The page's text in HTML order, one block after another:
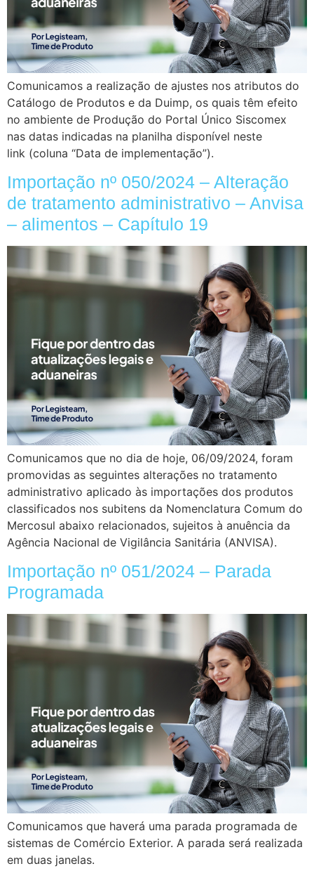
Comunicamos a realização de ajustes nos atributos do
Catálogo de Produtos e da Duimp, os quais têm efeito
no ambiente de Produção do Portal Único Siscomex
nas datas indicadas na planilha disponível neste
link (coluna “Data de implementação”).
Importação nº 050/2024 – Alteração
de tratamento administrativo – Anvisa
– alimentos – Capítulo 19
Comunicamos que no dia de hoje, 06/09/2024, foram
promovidas as seguintes alterações no tratamento
administrativo aplicado às importações dos produtos
classificados nos subitens da Nomenclatura Comum do
Mercosul abaixo relacionados, sujeitos à anuência da
Agência Nacional de Vigilância Sanitária (ANVISA).
Importação nº 051/2024 – Parada
Programada
Comunicamos que haverá uma parada programada de
sistemas de Comércio Exterior. A parada será realizada
em duas janelas.